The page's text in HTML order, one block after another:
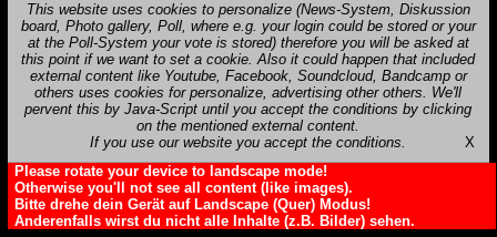
This website uses cookies to personalize (News-System, Diskussion
board, Photo gallery, Poll, where e.g. your login could be stored or your
at the Poll-System your vote is stored) therefore you will be asked at
this point if we want to set a cookie. Also it could happen that included
external content like Youtube, Facebook, Soundcloud, Bandcamp or
others uses cookies for personalize, advertising other others. We'll
pervent this by Java-Script until you accept the conditions by clicking
on the mentioned external content.
If you use our website you accept the conditions.
X
Please rotate your device to landscape mode!
Otherwise you'll not see all content (like images).
Bitte drehe dein Gerät auf Landscape (Quer) Modus!
Anderenfalls wirst du nicht alle Inhalte (z.B. Bilder) sehen.